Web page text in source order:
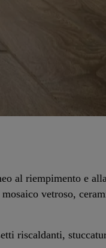
al riempimento e
vetroso,
riscaldanti,